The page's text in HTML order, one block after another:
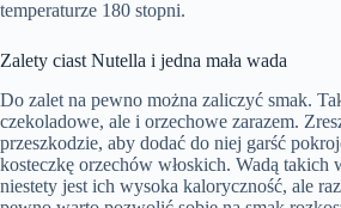
temperaturze 180 stopni.
Zalety ciast Nutella i jedna mała wada
Do zalet na pewno można zaliczyć smak.
czekoladowe, ale i orzechowe zarazem.
przeszkodzie, aby dodać do niej garść
kosteczkę orzechów włoskich. Wadą takich
niestety jest ich wysoka kaloryczność, ale